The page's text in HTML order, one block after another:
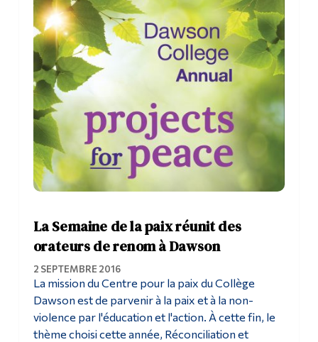
La Semaine de la paix réunit des
orateurs de renom à Dawson
2 SEPTEMBRE 2016
La mission du Centre pour la paix du Collège
Dawson est de parvenir à la paix et à la non-
violence par l'éducation et l'action. À cette fin, le
thème choisi cette année, Réconciliation et